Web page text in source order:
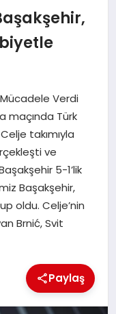
Verdi
maçında Türk
takımıyla
ve
5-1’lik
Başakşehir,
oldu. Celje’nin
Brnić, Svit
Paylaş